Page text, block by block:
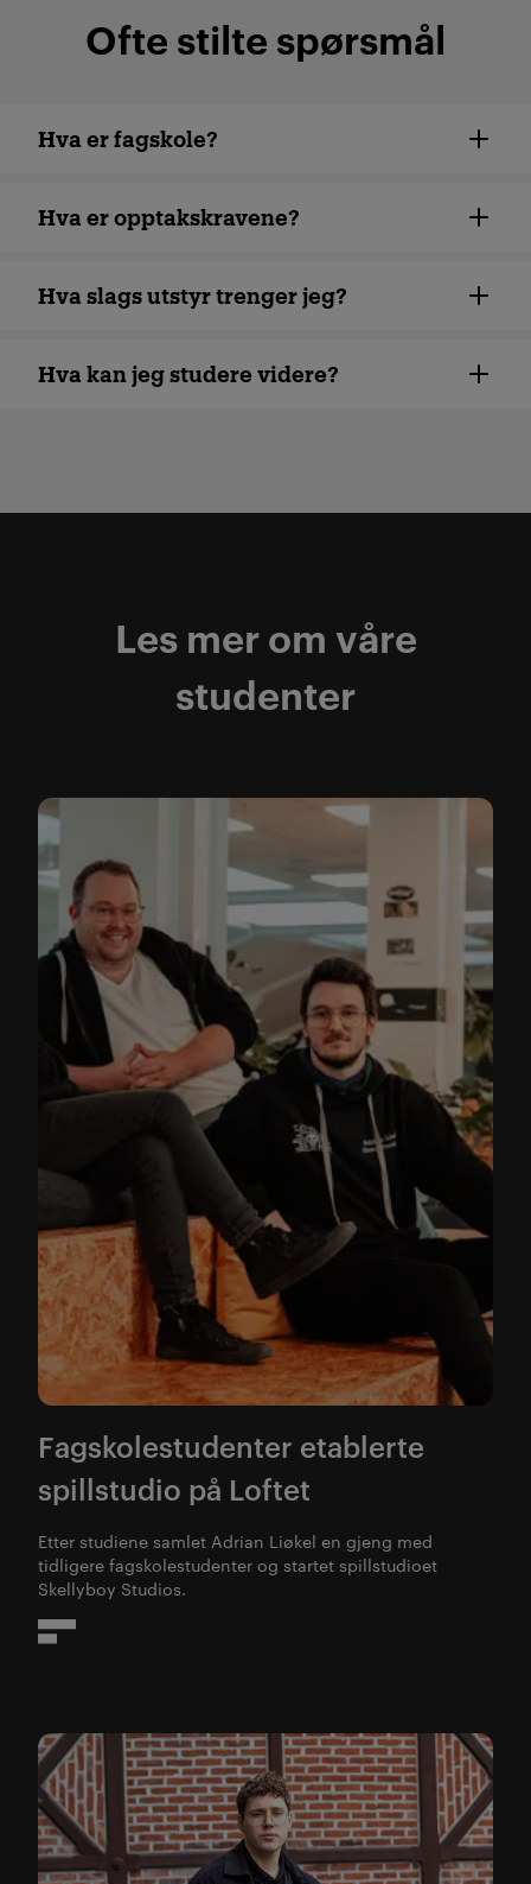
Ofte stilte spørsmål
Hva er fagskole?
Hva er opptakskravene?
Hva slags utstyr trenger jeg?
Hva kan jeg studere videre?
Les mer om våre
studenter
Fagskolestudenter etablerte
spillstudio på Loftet
Etter studiene samlet Adrian Liøkel en gjeng med
tidligere fagskolestudenter og startet spillstudioet
Skellyboy Studios.